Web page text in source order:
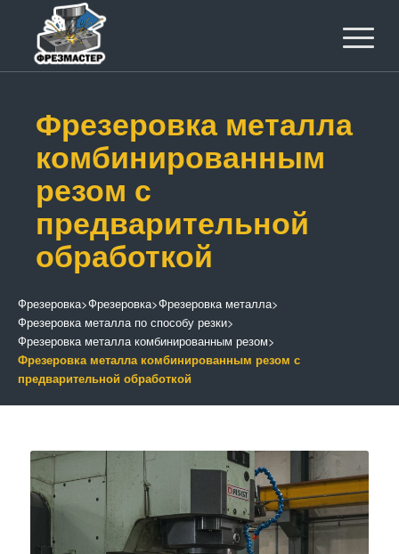
Фрезеровка металла
комбинированным
резом с
предварительной
обработкой
Фрезеровка>Фрезеровка>Фрезеровка металла>
Фрезеровка металла по способу резки>
Фрезеровка металла комбинированным резом>
Фрезеровка металла комбинированным резом с
предварительной обработкой